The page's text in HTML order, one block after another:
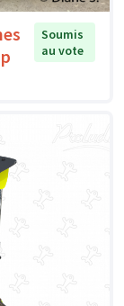
Soumis
au vote